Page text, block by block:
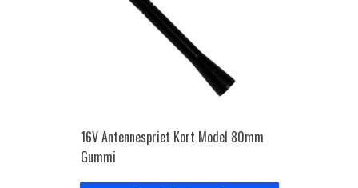
16V Antennespriet Kort Model 80mm
Gummi